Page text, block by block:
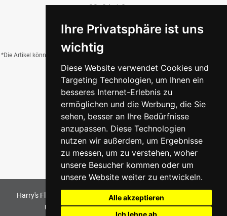
Ihre Privatsphäre ist uns
wichtig
Diese Website verwendet Cookies und
Targeting Technologien, um Ihnen ein
besseres Internet-Erlebnis zu
ermöglichen und die Werbung, die Sie
sehen, besser an Ihre Bedürfnisse
anzupassen. Diese Technologien
nutzen wir außerdem, um Ergebnisse
zu messen, um zu verstehen, woher
unsere Besucher kommen oder um
unsere Website weiter zu entwickeln.
Alle akzeptieren
Ich lehne ab
22x84x1,0 cm
*Die Artikel können durch Belichtung, Charge, Brand, Formate und weitere Einflüsse
von der Abbildung abweichen.
Harry's Fliesenmarkt GmbH & Co KG2026. All Rights Reserved
Umsetzung und Bereitstellung durchw3e.de